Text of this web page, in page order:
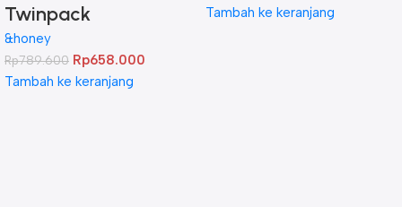
Twinpack
&honey
Rp789.600 Rp658.000
Tambah ke keranjang
Tambah ke keranjang